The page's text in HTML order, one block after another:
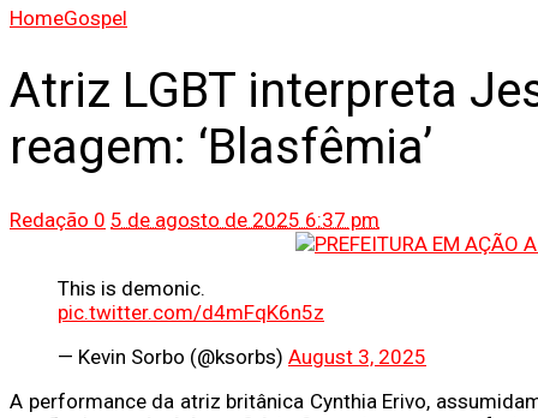
HomeGospel
Atriz LGBT interpreta
reagem: ‘Blasfêmia’
Redação 0 5 de agosto de 2025 6:37 pm
This is demonic.
pic.twitter.com/d4mFqK6n5z
— Kevin Sorbo (@ksorbs) August 3, 2025
A performance da atriz britânica Cynthia Erivo,